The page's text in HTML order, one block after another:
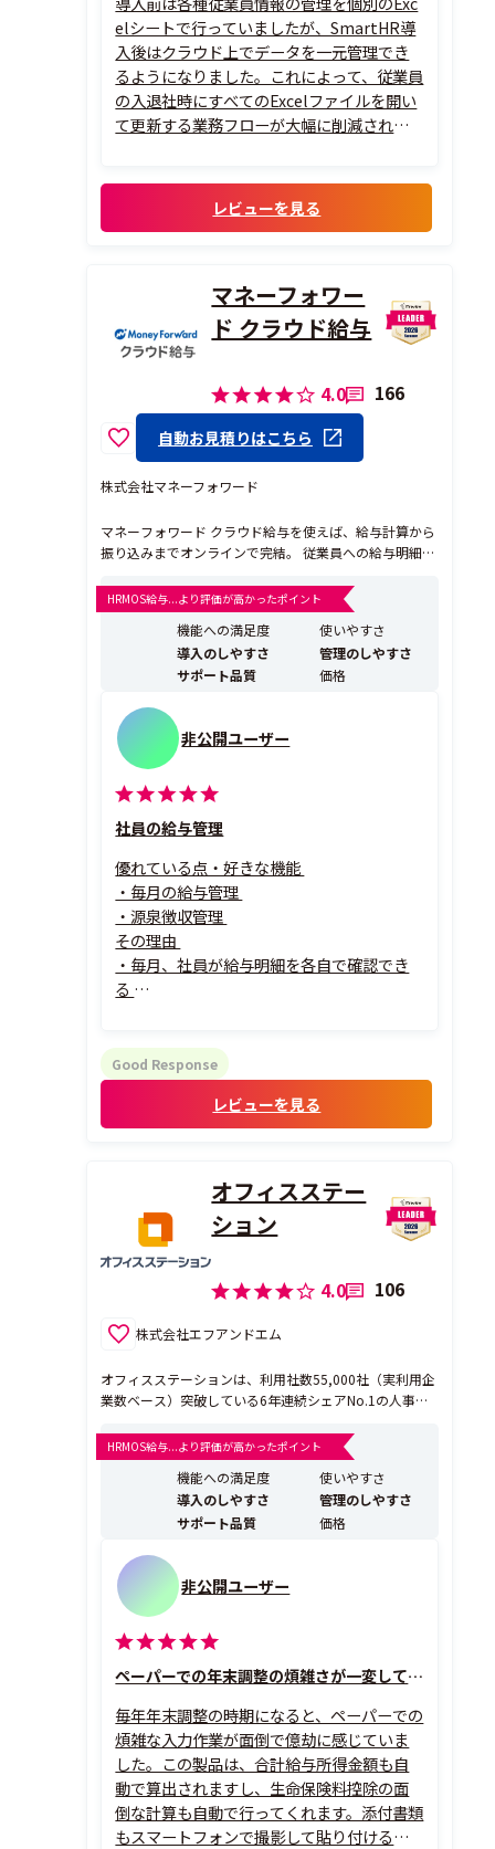
elシートで行っていましたが、SmartHR導
入後はクラウド上でデータを一元管理でき
るようになりました。これによって、従業員
の入退社時にすべてのExcelファイルを開い
て更新する業務フローが大幅に削減されま
レビューを見る
マネーフォワー
ド クラウド給与
4.0 166
自動お見積りはこちら
株式会社マネーフォワード
マネーフォワード クラウド給与を使えば、給与計算から
振り込みまでオンラインで完結。 従業員への給与明細も
す。 また他社の勤怠管理システムや人事労務ソフトとも
連携でき、クラウドソフトなので自宅でも業務が行なえ
ます。 クラウド給与が貴社の給与計算業務をもっと...
HRMOS給与...より評価が高かったポイント
機能への満足度
使いやすさ
導入のしやすさ
管理のしやすさ
サポート品質
価格
非公開ユーザー
社員の給与管理
優れている点・好きな機能
・毎月の給与管理
・源泉徴収管理
その理由
・毎月、社員が給与明細を各自で確認でき
る
Good Response
レビューを見る
オフィスステー
ション
4.0 106
株式会社エフアンドエム
オフィスステーションは、利用社数55,000社（実利用企
業数ベース）突破している6年連続シェアNo.1の人事労
社・退社手続き、社会保険／雇用保険手続き支援、各種
申請書・帳票作成まで、労務管理に必要な基本機能を幅
広くカバーしています。 労務手続きに加えて、年末...
HRMOS給与...より評価が高かったポイント
機能への満足度
使いやすさ
導入のしやすさ
管理のしやすさ
サポート品質
価格
非公開ユーザー
ペーパーでの年末調整の煩雑さが一変して改善しました。
毎年年末調整の時期になると、ペーパーでの
煩雑な入力作業が面倒で億劫に感じていま
した。この製品は、合計給与所得金額も自
動で算出されますし、生命保険料控除の面
倒な計算も自動で行ってくれます。添付書類
もスマートフォンで撮影して貼り付けるだ